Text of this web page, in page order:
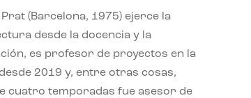
(Barcelona, 1975) ejerce la
desde la docencia y la
es profesor de proyectos en la
desde 2019 y, entre otras cosas,
cuatro temporadas fue asesor de